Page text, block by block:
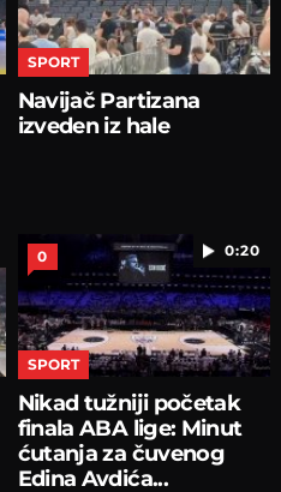
SPORT
Navijač Partizana
izveden iz hale
0:20
0
SPORT
Nikad tužniji početak
finala ABA lige: Minut
ćutanja za čuvenog
Edina Avdića...